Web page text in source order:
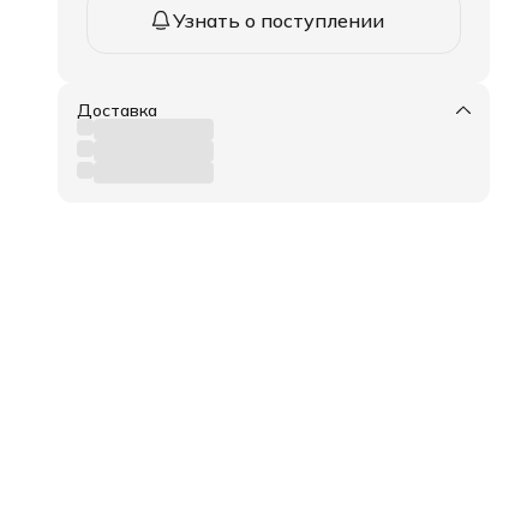
Узнать о поступлении
Доставка